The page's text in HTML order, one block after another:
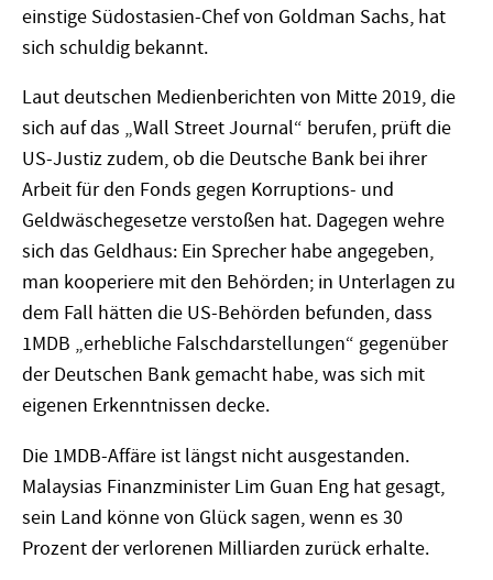
einstige Südostasien-Chef von Goldman Sachs, hat
sich schuldig bekannt.
Laut deutschen Medienberichten von Mitte 2019, die
sich auf das „Wall Street Journal“ berufen, prüft die
US-Justiz zudem, ob die Deutsche Bank bei ihrer
Arbeit für den Fonds gegen Korruptions- und
Geldwäschegesetze verstoßen hat. Dagegen wehre
sich das Geldhaus: Ein Sprecher habe angegeben,
man kooperiere mit den Behörden; in Unterlagen zu
dem Fall hätten die US-Behörden befunden, dass
1MDB „erhebliche Falschdarstellungen“ gegenüber
der Deutschen Bank gemacht habe, was sich mit
eigenen Erkenntnissen decke.
Die 1MDB-Affäre ist längst nicht ausgestanden.
Malaysias Finanzminister Lim Guan Eng hat gesagt,
sein Land könne von Glück sagen, wenn es 30
Prozent der verlorenen Milliarden zurück erhalte.